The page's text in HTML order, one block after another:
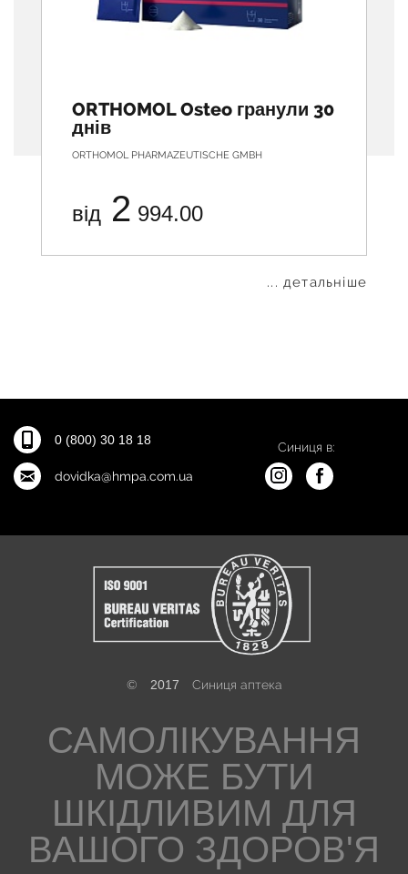
ORTHOMOL Osteo гранули 30
днів
ORTHOMOL PHARMAZEUTISCHE GMBH
від 2 994.00
... детальніше
0 (800) 30 18 18
dovidka@hmpa.com.ua
Синиця в:
© 2017 Синиця аптека
САМОЛІКУВАННЯ
МОЖЕ БУТИ
ШКІДЛИВИМ ДЛЯ
ВАШОГО ЗДОРОВ'Я